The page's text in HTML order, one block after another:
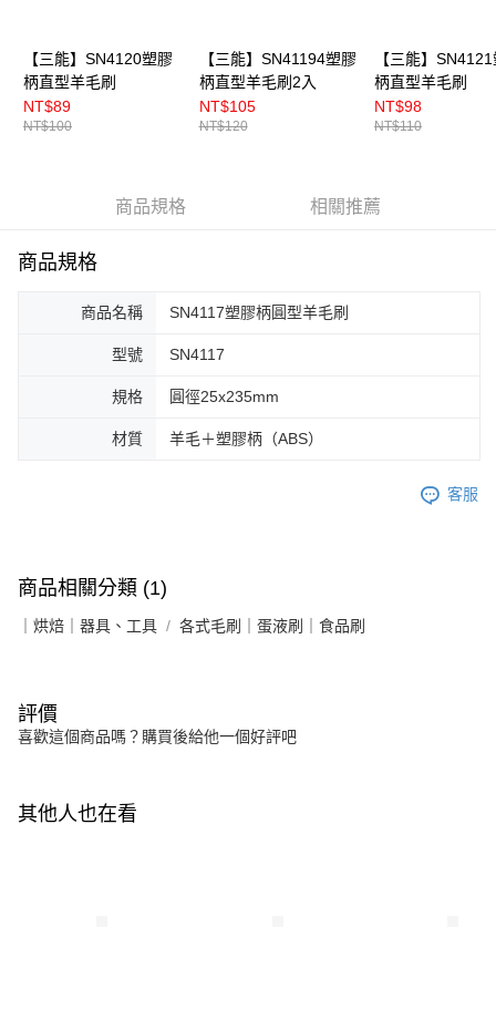
【三能】SN4120塑膠
柄直型羊毛刷
NT$89
NT$100
【三能】SN41194塑膠
柄直型羊毛刷2入
NT$105
NT$120
【三能】
柄直型羊毛刷
NT$98
NT$110
商品規格 相關推薦
商品規格
商品名稱 SN4117塑膠柄圓型羊毛刷
型號 SN4117
規格 圓徑25x235mm
材質 羊毛＋塑膠柄（ABS）
客服
商品相關分類 (1)
｜烘焙｜器具、工具 各式毛刷｜蛋液刷｜食品刷
評價
喜歡這個商品嗎？購買後給他一個好評吧
其他人也在看